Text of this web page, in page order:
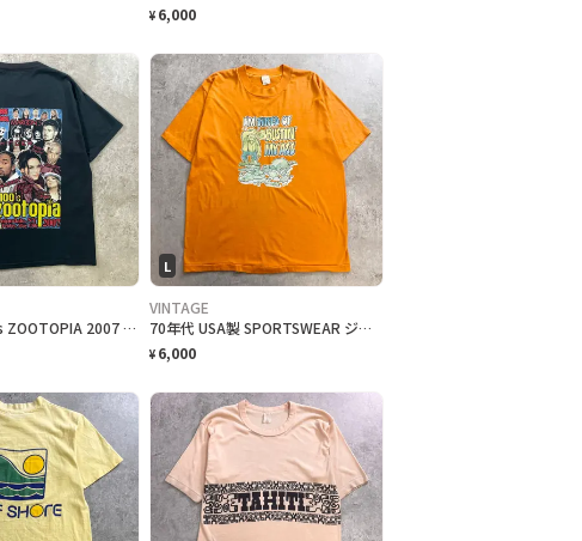
¥ 6,000
2007年 Z100's ZOOTOPIA 2007 音楽フェス 両面プロモ Tシャツ メンズM 古着 マルーン5 リアーナ フェスT バンT ラジオ局 Y2K 黒色
L
VINTAGE
70年代 USA製 SPORTSWEAR ジョークプリントTシャツ メンズL 古着 1978 70s VINTAGE ヴィンテージ メッセージ シングルステッチ
¥ 6,000